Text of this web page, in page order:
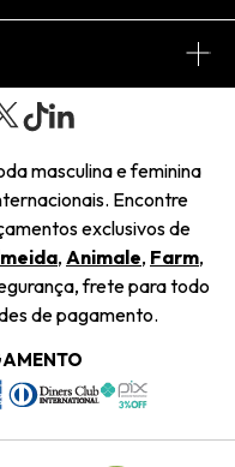
masculina e feminina
Encontre
exclusivos de
, Animale, Farm,
frete para todo
de pagamento.